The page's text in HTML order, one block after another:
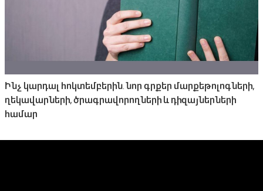
Ինչ կարդալ հոկտեմբերին. նոր գրքեր մարքեթոլոգների,
ղեկավարների, ծրագրավորողների և դիզայներների
համար